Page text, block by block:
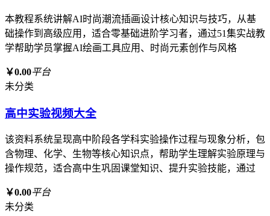
本教程系统讲解AI时尚潮流插画设计核心知识与技巧，从基
础操作到高级应用，适合零基础进阶学习者，通过51集实战教
学帮助学员掌握AI绘画工具应用、时尚元素创作与风格
￥0.00平台
未分类
高中实验视频大全
该资料系统呈现高中阶段各学科实验操作过程与现象分析，包
含物理、化学、生物等核心知识点，帮助学生理解实验原理与
操作规范，适合高中生巩固课堂知识、提升实验技能，通过
￥0.00平台
未分类